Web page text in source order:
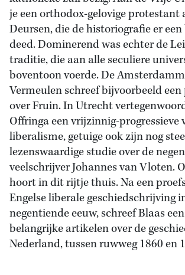
je een orthodox-gelovige protestant
Deursen, die de historiografie er
deed. Dominerend was echter de
traditie, die aan alle seculiere
boventoon voerde. De
Vermeulen schreef bijvoorbeeld
over Fruin. In Utrecht
Offringa een vrijzinnig-progressieve
liberalisme, getuige ook zijn nog
lezenswaardige studie over de
veelschrijver Johannes van Vloten.
hoort in dit rijtje thuis. Na een
Engelse liberale geschiedschrijving
negentiende eeuw, schreef Blaas
belangrijke artikelen over de
Nederland, tussen ruwweg 1860 en